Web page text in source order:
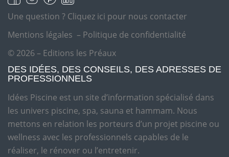
Une question ? Cliquez ici pour nous contacter
Mentions légales – Politique de confidentialité
© 2026 – Editions les Préaux
DES IDÉES, DES CONSEILS, DES ADRESSES DE
PROFESSIONNELS
Idées Piscine est un site d’information spécialisé dans
les univers piscine, spa, sauna et hammam. Nous
mettons en relation les porteurs d’un projet piscine ou
wellness avec les professionnels capables de le
réaliser, le rénover ou l’entretenir.